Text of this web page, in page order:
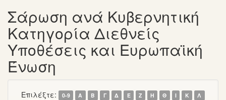
Σάρωση ανά Κυβερνητική
Κατηγορία Διεθνείς
Υποθέσεις και Ευρωπαϊκή
Ένωση
Επιλέξτε: 0-9 Α Β Γ Δ Ε Ζ Η Θ Ι Κ
Λ